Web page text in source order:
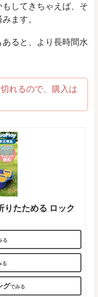
してきちゃえば、そ
ます。
あると、より長時間水
れるので、購入は
りたためる ロック
グ